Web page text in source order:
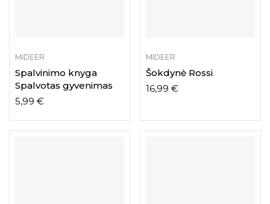
MIDEER
Spalvinimo knyga
Spalvotas gyvenimas
5,99 €
MIDEER
Šokdynė Rossi
16,99 €